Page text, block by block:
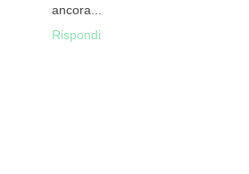
ancora...
Rispondi